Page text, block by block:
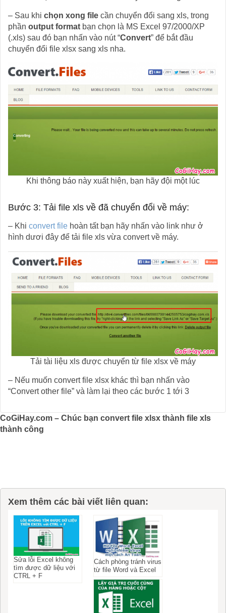
– Sau khi chọn xong file cần chuyển đổi sang xls, trong
phần output format bạn chọn là MS Excel 97/2000/XP
(.xls) sau đó bạn nhấn vào nút “Convert” để bắt đầu
chuyển đổi file xlsx sang xls nha.
Khi thông báo này xuất hiện, bạn hãy đội một lúc
Bước 3: Tải file xls về đã chuyển đổi về máy:
– Khi convert file hoàn tất bạn hãy nhấn vào link như ở
hình dươi đây để tải file xls vừa convert về máy.
Tải tài liệu xls được chuyển từ file xlsx về máy
– Nếu muốn convert file xlsx khác thì bạn nhấn vào
“Convert other file” và làm lại theo các bước 1 tới 3
CoGiHay.com – Chúc bạn convert file xlsx thành file xls
thành công
Xem thêm các bài viết liên quan:
Sửa lỗi Excel không
tìm được dữ liệu với
CTRL + F
Cách phòng tránh virus
từ file Word và Excel